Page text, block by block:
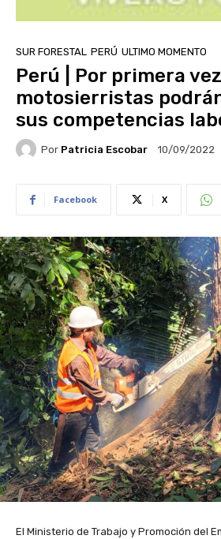
SUR FORESTAL PERÚ ULTIMO MOMENTO
Perú | Por primera
motosierristas
sus competencias
Por Patricia Escobar 10/09/2022
Facebook X
El Ministerio de Trabajo y Promoción del